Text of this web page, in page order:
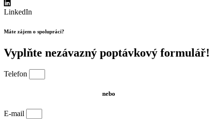
LinkedIn
Máte zájem o spolupráci?
Vyplňte nezávazný poptávkový formulář!
Telefon
nebo
E-mail